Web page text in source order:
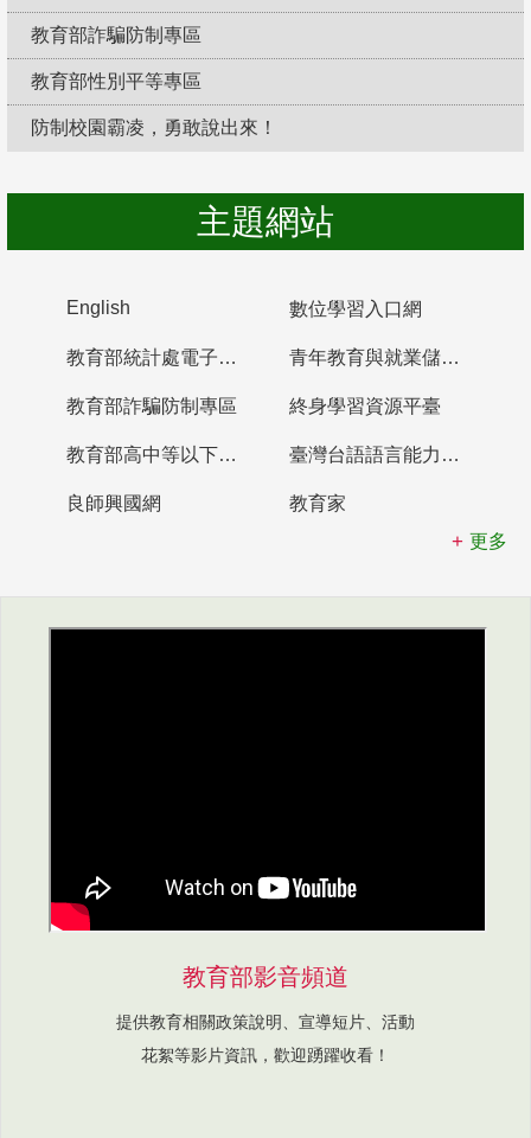
教育部詐騙防制專區
教育部性別平等專區
防制校園霸凌，勇敢說出來！
主題網站
English 數位學習入口網
教育部統計處電子書櫃 青年教育與就業儲蓄帳戶
教育部詐騙防制專區 終身學習資源平臺
教育部高中等以下學校及幼兒園教師資格檢定考試 臺灣台語語言能力認證網站
良師興國網
教育家
更多
教育部影音頻道
提供教育相關政策說明、宣導短片、活動
花絮等影片資訊，歡迎踴躍收看！